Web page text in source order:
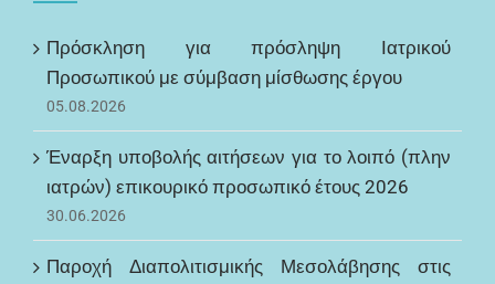
Πρόσκληση για πρόσληψη Ιατρικού
Προσωπικού με σύμβαση μίσθωσης έργου
05.08.2026
Έναρξη υποβολής αιτήσεων για το λοιπό (πλην
ιατρών) επικουρικό προσωπικό έτους 2026
30.06.2026
Παροχή Διαπολιτισμικής Μεσολάβησης στις